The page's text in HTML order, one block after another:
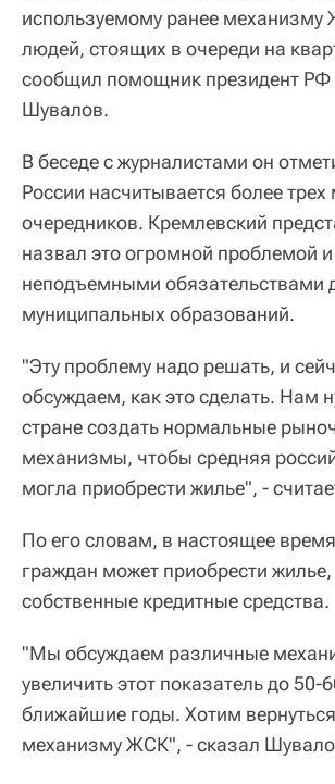
используемому ранее механизму
людей, стоящих в очереди на
сообщил помощник президент РФ
Шувалов.
В беседе с журналистами он
России насчитывается более
очередников. Кремлевский
назвал это огромной проблемой и
неподъемными обязательствами
муниципальных образований.
"Эту проблему надо решать, и
обсуждаем, как это сделать. Нам
стране создать нормальные
механизмы, чтобы средняя
могла приобрести жилье", -
По его словам, в настоящее
граждан может приобрести жилье,
собственные кредитные средства.
"Мы обсуждаем различные
увеличить этот показатель до 50-
ближайшие годы. Хотим
механизму ЖСК", - сказал